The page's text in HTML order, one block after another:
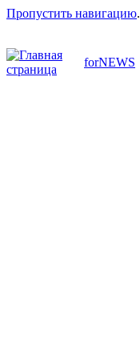
Пропустить навигацию.
forNEWS